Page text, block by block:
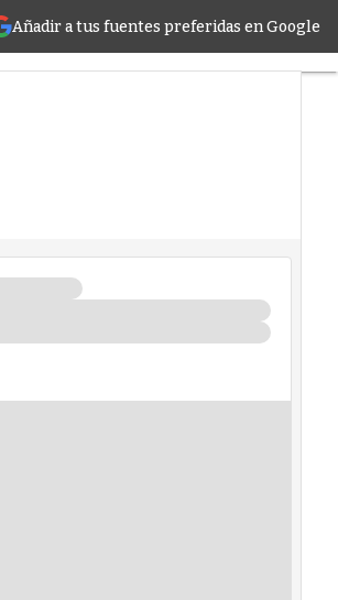
Añadir a tus fuentes preferidas en Google